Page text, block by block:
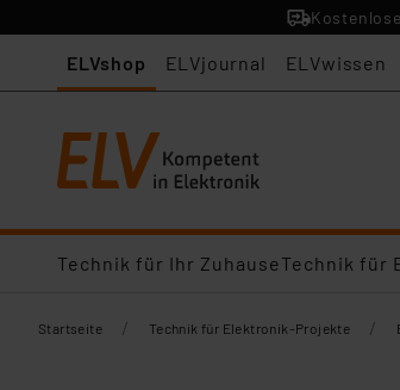
ELVshop ELVjournal ELVwissen
Technik für Ihr ZuhauseTechnik für
Startseite / Technik für Elektronik-Projekte /